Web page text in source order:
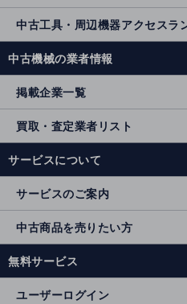
中古工具・周辺機器アクセスラ
中古機械の業者情報
掲載企業一覧
買取・査定業者リスト
サービスについて
サービスのご案内
中古商品を売りたい方
無料サービス
ユーザーログイン